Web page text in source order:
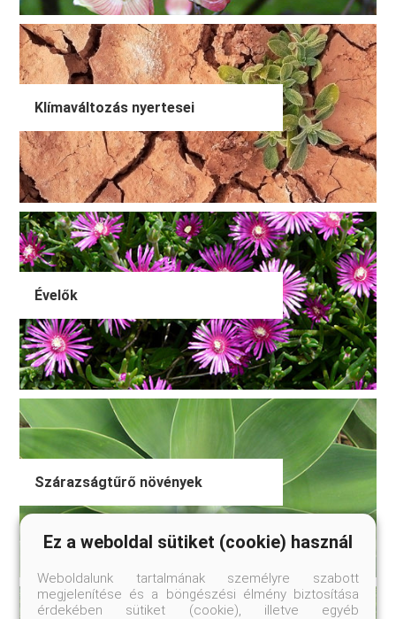
Klímaváltozás nyertesei
Évelők
Szárazságtűrő növények
Ez a weboldal sütiket (cookie) használ
Weboldalunk tartalmának személyre szabott
megjelenítése és a böngészési élmény biztosítása
érdekében sütiket (cookie), illetve egyéb